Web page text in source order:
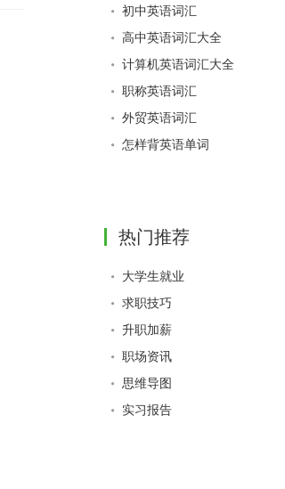
初中英语词汇
高中英语词汇大全
计算机英语词汇大全
职称英语词汇
外贸英语词汇
怎样背英语单词
热门推荐
大学生就业
求职技巧
升职加薪
职场资讯
思维导图
实习报告